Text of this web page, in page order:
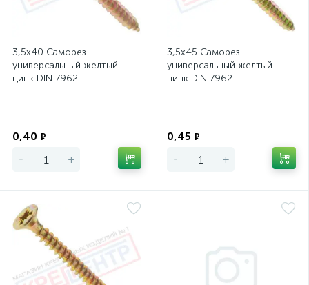
3,5х40 Саморез
универсальный желтый
цинк DIN 7962
0,40 ₽
- +
3,5х45 Саморез
универсальный желтый
цинк DIN 7962
0,45 ₽
- +